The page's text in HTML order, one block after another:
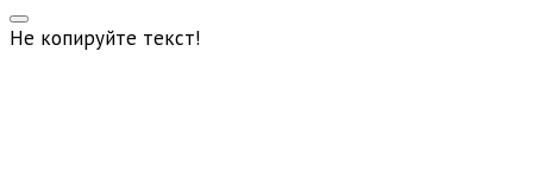
Не копируйте текст!